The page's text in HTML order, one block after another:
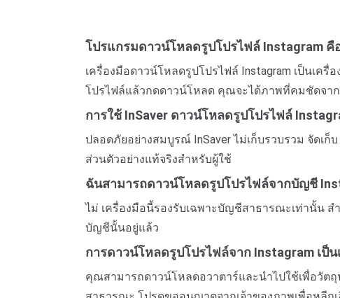
โปรแกรมดาวน์โหลดรูปโปรไฟล์ Instagram คื
เครื่องมือดาวน์โหลดรูปโปรไฟล์ Instagram เป็นเค
โปรไฟล์แล้วกดดาวน์โหลด คุณจะได้ภาพที่คมชัดจา
การใช้ InSaver ดาวน์โหลดรูปโปรไฟล์
ปลอดภัยอย่างสมบูรณ์ InSaver ไม่เก็บรวบรวม จัดเ
ส่วนตัวอย่างแท้จริงสำหรับผู้ใช้
ฉันสามารถดาวน์โหลดรูปโปรไฟล์จากบัญชี
ไม่ เครื่องมือนี้รองรับเฉพาะบัญชีสาธารณะเท่านั้น
บัญชีนั้นอยู่แล้ว
การดาวน์โหลดรูปโปรไฟล์จาก Instagram เป็
คุณสามารถดาวน์โหลดอวาตาร์และนำไปใช้เพื่อวัต